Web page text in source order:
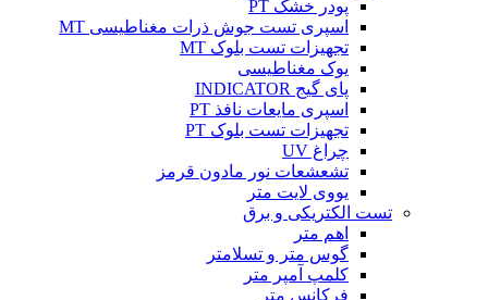
پودر خشک PT
اسپری تست جوش ذرات مغناطیسی MT
تجهیزات تست بلوک MT
یوک مغناطیسی
پای گیج INDICATOR
اسپری مایعات نافذ PT
تجهیزات تست بلوک PT
چراغ UV
تشعشعات نور مادون قرمز
یووی لایت متر
تست الکتریکی و برق
اهم متر
گوس متر و تسلامتر
کلمپ آمپر متر
فرکانس متر